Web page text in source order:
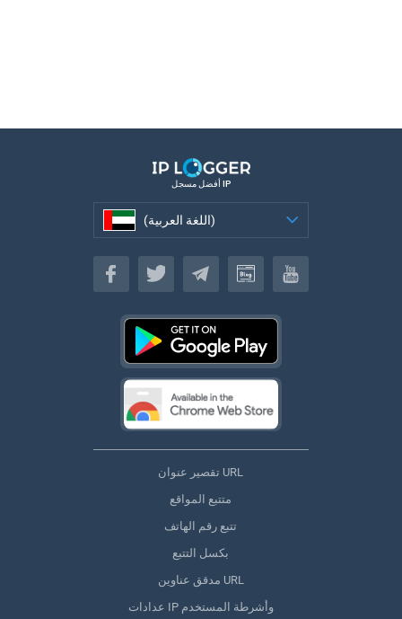
أفضل مسجل IP
(اللغة العربية)
(اللغة العربية)
تقصير عنوان URL
متتبع المواقع
تتبع رقم الهاتف
بكسل التتبع
مدقق عناوين URL
عدادات IP وأشرطة المستخدم